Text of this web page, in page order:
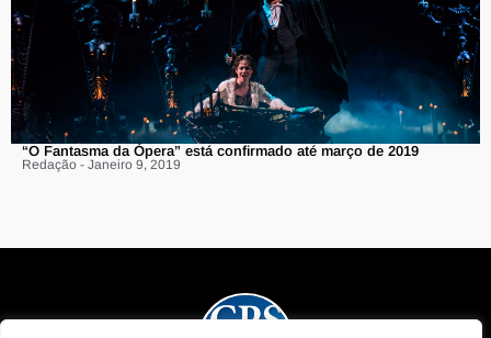
“O Fantasma da Ópera” está confirmado até março de 2019
Redação - Janeiro 9, 2019